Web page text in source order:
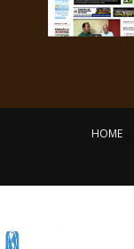
HOME